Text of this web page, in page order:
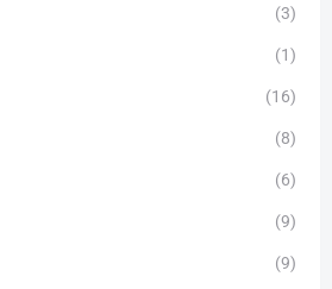
(3)
(1)
(16)
(8)
(6)
(9)
(9)